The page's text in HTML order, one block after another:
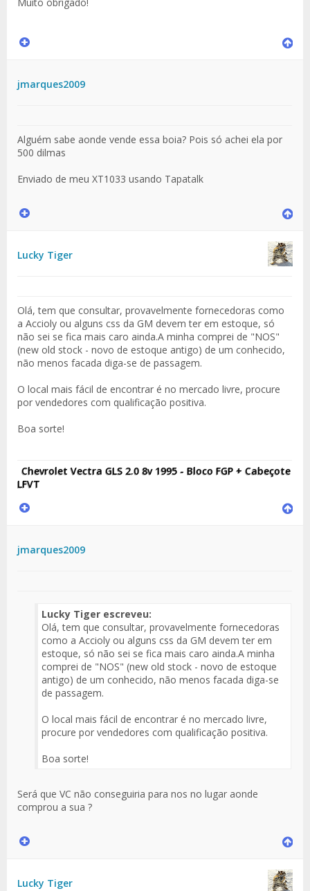
jmarques2009
Alguém sabe aonde vende essa boia? Pois só achei ela por
500 dilmas
Enviado de meu XT1033 usando Tapatalk
Lucky Tiger
Olá, tem que consultar, provavelmente fornecedoras como
a Accioly ou alguns css da GM devem ter em estoque, só
não sei se fica mais caro ainda.A minha comprei de "NOS"
(new old stock - novo de estoque antigo) de um conhecido,
não menos facada diga-se de passagem.
O local mais fácil de encontrar é no mercado livre, procure
por vendedores com qualificação positiva.
Boa sorte!
Chevrolet Vectra GLS 2.0 8v 1995 - Bloco FGP + Cabeçote
LFVT
jmarques2009
Lucky Tiger escreveu:
Olá, tem que consultar, provavelmente fornecedoras
como a Accioly ou alguns css da GM devem ter em
estoque, só não sei se fica mais caro ainda.A minha
comprei de "NOS" (new old stock - novo de estoque
antigo) de um conhecido, não menos facada diga-se
de passagem.
O local mais fácil de encontrar é no mercado livre,
procure por vendedores com qualificação positiva.
Boa sorte!
Será que VC não conseguiria para nos no lugar aonde
comprou a sua ?
Lucky Tiger